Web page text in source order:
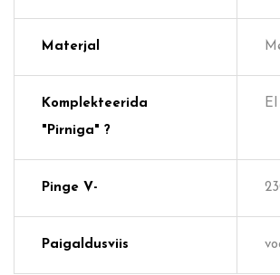
Materjal
Komplekteerida
"pirniga" ?
EI
Pinge V-
Paigaldusviis